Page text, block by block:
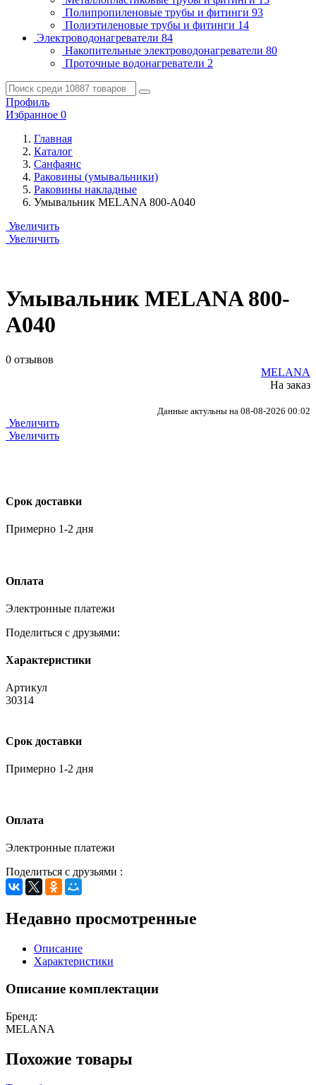
Полипропиленовые трубы и фитинги 93
Полиэтиленовые трубы и фитинги 14
Электроводонагреватели 84
Накопительные электроводонагреватели 80
Проточные водонагреватели 2
Профиль
Избранное 0
Главная
Каталог
Санфаянс
Раковины (умывальники)
Раковины накладные
Умывальник MELANA 800-А040
Увеличить
Увеличить
Умывальник MELANA 800-
А040
0 отзывов
MELANA
На заказ
Данные актульны на 08-08-2026 00:02
Увеличить
Увеличить
Срок доставки
Примерно 1-2 дня
Оплата
Электронные платежи
Поделиться с друзьями:
Характеристики
Артикул
30314
Срок доставки
Примерно 1-2 дня
Оплата
Электронные платежи
Поделиться с друзьями :
Недавно просмотренные
Описание
Характеристики
Описание комплектации
Бренд:
MELANA
Похожие товары